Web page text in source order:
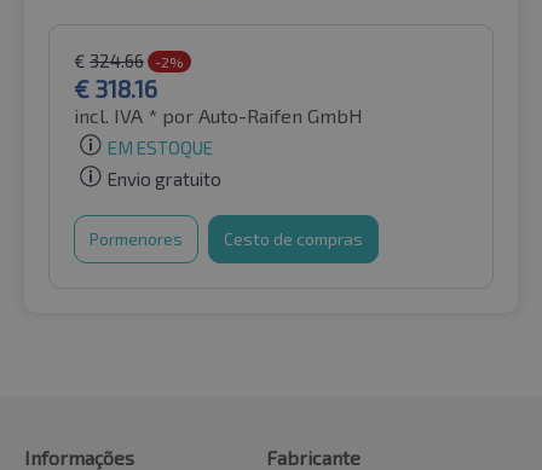
€ 324.66 -2%
€ 318.16
incl. IVA * por Auto-Raifen GmbH
EM ESTOQUE
Envio gratuito
Pormenores Cesto de compras
Informações
Fabricante